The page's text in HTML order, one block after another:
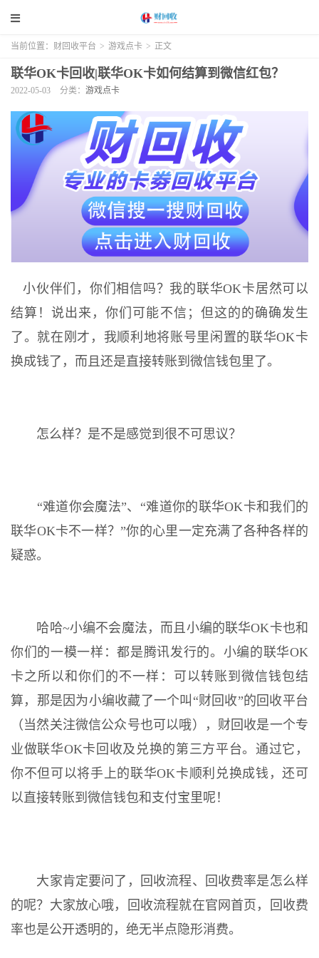
当前位置： 财回收平台 > 游戏点卡 > 正文
联华OK卡回收|联华OK卡如何结算到微信红包？
2022-05-03 分类： 游戏点卡
小伙伴们，你们相信吗？我的联华OK卡居然可以
结算！说出来，你们可能不信；但这的的确确发生
了。就在刚才，我顺利地将账号里闲置的联华OK卡
换成钱了，而且还是直接转账到微信钱包里了。
怎么样？是不是感觉到很不可思议？
“难道你会魔法”、“难道你的联华OK卡和我们的
联华OK卡不一样？”你的心里一定充满了各种各样的
疑惑。
哈哈~小编不会魔法，而且小编的联华OK卡也和
你们的一模一样：都是腾讯发行的。小编的联华OK
卡之所以和你们的不一样：可以转账到微信钱包结
算，那是因为小编收藏了一个叫“财回收”的回收平台
（当然关注微信公众号也可以哦），财回收是一个专
业做联华OK卡回收及兑换的第三方平台。通过它，
你不但可以将手上的联华OK卡顺利兑换成钱，还可
以直接转账到微信钱包和支付宝里呢！
大家肯定要问了，回收流程、回收费率是怎么样
的呢？大家放心哦，回收流程就在官网首页，回收费
率也是公开透明的，绝无半点隐形消费。